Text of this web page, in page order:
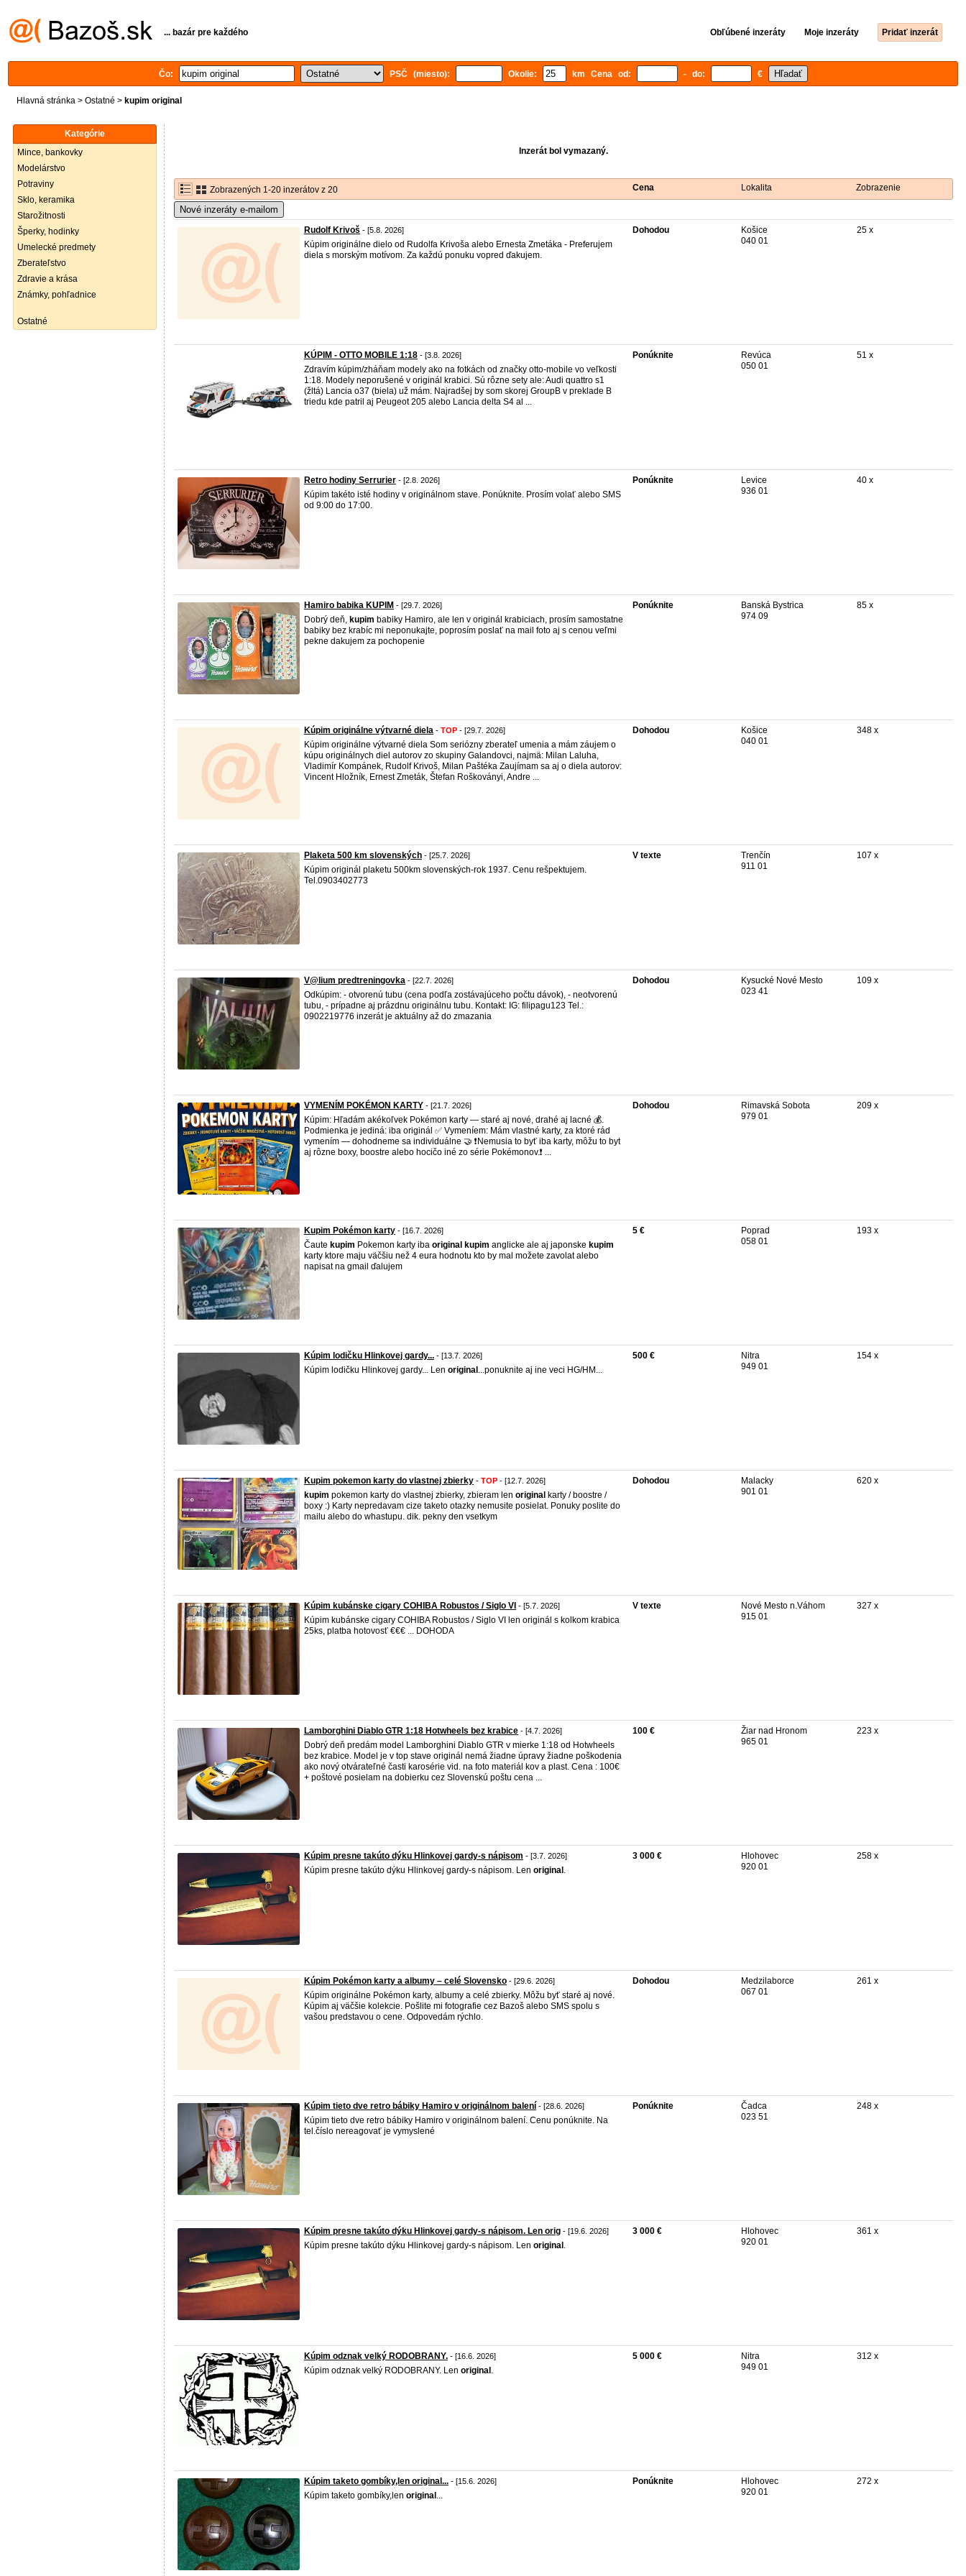
... bazár pre každého Obľúbené inzeráty Moje inzeráty Pridať inzerát
Čo: PSČ (miesto): Okolie: km Cena od: - do: €
Hlavná stránka > Ostatné > kupim original
Kategórie
Mince, bankovky
Modelárstvo
Potraviny
Sklo, keramika
Starožitnosti
Šperky, hodinky
Umelecké predmety
Zberateľstvo
Zdravie a krása
Známky, pohľadnice
Ostatné
Inzerát bol vymazaný.
Zobrazených 1-20 inzerátov z 20 Cena Lokalita Zobrazenie
Nové inzeráty e-mailom
Rudolf Krivoš - [5.8. 2026]
Kúpim originálne dielo od Rudolfa Krivoša alebo Ernesta Zmetáka - Preferujem
diela s morským motívom. Za každú ponuku vopred ďakujem.
Dohodou
Košice
040 01
25 x
KÚPIM - OTTO MOBILE 1:18 - [3.8. 2026]
Zdravím kúpim/zháňam modely ako na fotkách od značky otto-mobile vo veľkosti
1:18. Modely neporušené v originál krabici. Sú rôzne sety ale: Audi quattro s1
(žltá) Lancia o37 (biela) už mám. Najradšej by som skorej GroupB v preklade B
triedu kde patril aj Peugeot 205 alebo Lancia delta S4 al ...
Ponúknite
Revúca
050 01
51 x
Retro hodiny Serrurier - [2.8. 2026]
Kúpim takéto isté hodiny v originálnom stave. Ponúknite. Prosím volať alebo SMS
od 9:00 do 17:00.
Ponúknite
Levice
936 01
40 x
Hamiro babika KUPIM - [29.7. 2026]
Dobrý deň, kupim babiky Hamiro, ale len v originál krabiciach, prosím samostatne
babiky bez krabíc mi neponukajte, poprosím poslať na mail foto aj s cenou veľmi
pekne dakujem za pochopenie
Ponúknite
Banská Bystrica
974 09
85 x
Kúpim originálne výtvarné diela - TOP - [29.7. 2026]
Kúpim originálne výtvarné diela Som seriózny zberateľ umenia a mám záujem o
kúpu originálnych diel autorov zo skupiny Galandovci, najmä: Milan Laluha,
Vladimír Kompánek, Rudolf Krivoš, Milan Paštéka Zaujímam sa aj o diela autorov:
Vincent Hložník, Ernest Zmeták, Štefan Roškoványi, Andre ...
Dohodou
Košice
040 01
348 x
Plaketa 500 km slovenských - [25.7. 2026]
Kúpim originál plaketu 500km slovenských-rok 1937. Cenu rešpektujem.
Tel.0903402773
V texte
Trenčín
911 01
107 x
V@lium predtreningovka - [22.7. 2026]
Odkúpim: - otvorenú tubu (cena podľa zostávajúceho počtu dávok), - neotvorenú
tubu, - prípadne aj prázdnu originálnu tubu. Kontakt: IG: filipagu123 Tel.:
0902219776 inzerát je aktuálny až do zmazania
Dohodou
Kysucké Nové Mesto
023 41
109 x
VYMENÍM POKÉMON KARTY - [21.7. 2026]
Kúpim: Hľadám akékoľvek Pokémon karty — staré aj nové, drahé aj lacné 💰.
Podmienka je jediná: iba originál ✅ Vymeníem: Mám vlastné karty, za ktoré rád
vymením — dohodneme sa individuálne 🤝 ❗️Nemusia to byť iba karty, môžu to byt
aj rôzne boxy, boostre alebo hocičo iné zo série Pokémonov.❗️ ...
Dohodou
Rimavská Sobota
979 01
209 x
Kupim Pokémon karty - [16.7. 2026]
Čaute kupim Pokemon karty iba original kupim anglicke ale aj japonske kupim
karty ktore maju väčšiu než 4 eura hodnotu kto by mal možete zavolat alebo
napisat na gmail ďalujem
5 €
Poprad
058 01
193 x
Kúpim lodičku Hlinkovej gardy... - [13.7. 2026]
Kúpim lodičku Hlinkovej gardy... Len original ...ponuknite aj ine veci HG/HM...
500 €
Nitra
949 01
154 x
Kupim pokemon karty do vlastnej zbierky - TOP - [12.7. 2026]
kupim pokemon karty do vlastnej zbierky, zbieram len original karty / boostre /
boxy :) Karty nepredavam cize taketo otazky nemusite posielat. Ponuky poslite do
mailu alebo do whastupu. dik. pekny den vsetkym
Dohodou
Malacky
901 01
620 x
Kúpim kubánske cigary COHIBA Robustos / Siglo VI - [5.7. 2026]
Kúpim kubánske cigary COHIBA Robustos / Siglo VI len originál s kolkom krabica
25ks, platba hotovosť €€€ ... DOHODA
V texte
Nové Mesto n.Váhom
915 01
327 x
Lamborghini Diablo GTR 1:18 Hotwheels bez krabice - [4.7. 2026]
Dobrý deň predám model Lamborghini Diablo GTR v mierke 1:18 od Hotwheels
bez krabice. Model je v top stave originál nemá žiadne úpravy žiadne poškodenia
ako nový otvárateľné časti karosérie vid. na foto materiál kov a plast. Cena : 100€
+ poštové posielam na dobierku cez Slovenskú poštu cena ...
100 €
Žiar nad Hronom
965 01
223 x
Kúpim presne takúto dýku Hlinkovej gardy-s nápisom - [3.7. 2026]
Kúpim presne takúto dýku Hlinkovej gardy-s nápisom. Len original .
3 000 €
Hlohovec
920 01
258 x
Kúpim Pokémon karty a albumy – celé Slovensko - [29.6. 2026]
Kúpim originálne Pokémon karty, albumy a celé zbierky. Môžu byť staré aj nové.
Kúpim aj väčšie kolekcie. Pošlite mi fotografie cez Bazoš alebo SMS spolu s
vašou predstavou o cene. Odpovedám rýchlo.
Dohodou
Medzilaborce
067 01
261 x
Kúpim tieto dve retro bábiky Hamiro v originálnom balení - [28.6. 2026]
Kúpim tieto dve retro bábiky Hamiro v originálnom balení. Cenu ponúknite. Na
tel.číslo nereagovať je vymyslené
Ponúknite
Čadca
023 51
248 x
Kúpim presne takúto dýku Hlinkovej gardy-s nápisom. Len orig - [19.6. 2026]
Kúpim presne takúto dýku Hlinkovej gardy-s nápisom. Len original .
3 000 €
Hlohovec
920 01
361 x
Kúpim odznak velký RODOBRANY. - [16.6. 2026]
Kúpim odznak velký RODOBRANY. Len original .
5 000 €
Nitra
949 01
312 x
Kúpim taketo gombíky,len original... - [15.6. 2026]
Kúpim taketo gombíky,len original ...
Ponúknite
Hlohovec
920 01
272 x